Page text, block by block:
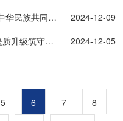
五矿动态 | 五矿资源公司开展“铸牢中华民族共同体意识”主题党日活动
2024-12-09
国企品牌 | 融桂怡亚通公司来宾仓提质升级筑守甜蜜事业
2024-12-05
5 6 7 8